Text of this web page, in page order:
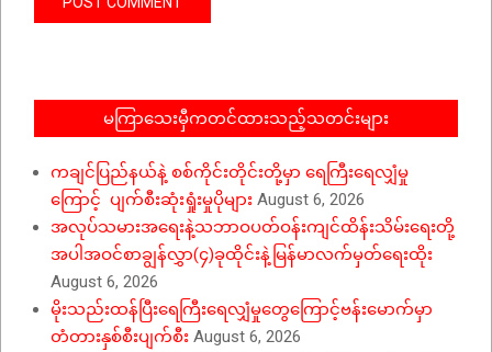
မကြာသေးမှီကတင်ထားသည့်သတင်းများ
ကချင်ပြည်နယ်နဲ့ စစ်ကိုင်းတိုင်းတို့မှာ ရေကြီးရေလျှံမှု
ကြောင့် ပျက်စီးဆုံးရှုံးမှုပိုများ August 6, 2026
အလုပ်သမားအရေးနဲ့သဘာဝပတ်ဝန်းကျင်ထိန်းသိမ်းရေးတို့
အပါအဝင်စာချွန်လွှာ(၄)ခုထိုင်းနဲ့မြန်မာလက်မှတ်ရေးထိုး
August 6, 2026
မိုးသည်းထန်ပြီးရေကြီးရေလျှံမှုတွေကြောင့်ဗန်းမောက်မှာ
တံတားနှစ်စီးပျက်စီး August 6, 2026